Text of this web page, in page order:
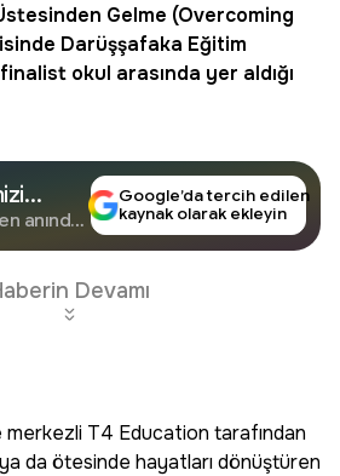
Gelme (Overcoming
Darüşşafaka Eğitim
finalist okul arasında yer aldığı
anında
Google’da tercih edilen
kaynak olarak ekleyin
Devamı
merkezli T4 Education tarafından
da ötesinde hayatları dönüştüren